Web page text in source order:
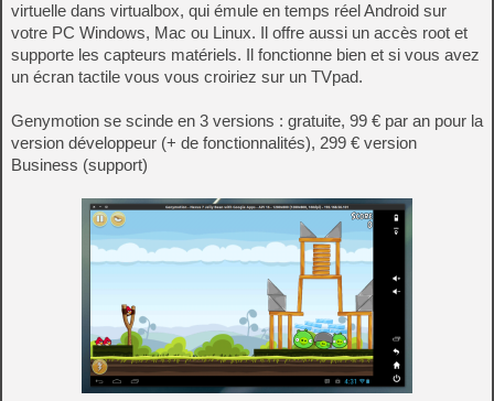
virtuelle dans virtualbox, qui émule en temps réel Android sur
votre PC Windows, Mac ou Linux. Il offre aussi un accès root et
supporte les capteurs matériels. Il fonctionne bien et si vous avez
un écran tactile vous vous croiriez sur un TVpad.
Genymotion se scinde en 3 versions : gratuite, 99 € par an pour la
version développeur (+ de fonctionnalités), 299 € version
Business (support)